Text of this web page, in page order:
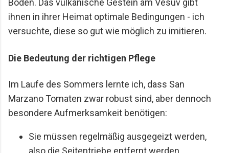
Boden. Das vulkanische Gestein am Vesuv gibt
ihnen in ihrer Heimat optimale Bedingungen - ich
versuchte, diese so gut wie möglich zu imitieren.
Die Bedeutung der richtigen Pflege
Im Laufe des Sommers lernte ich, dass San
Marzano Tomaten zwar robust sind, aber dennoch
besondere Aufmerksamkeit benötigen:
Sie müssen regelmäßig ausgegeizt werden,
also die Seitentriebe entfernt werden